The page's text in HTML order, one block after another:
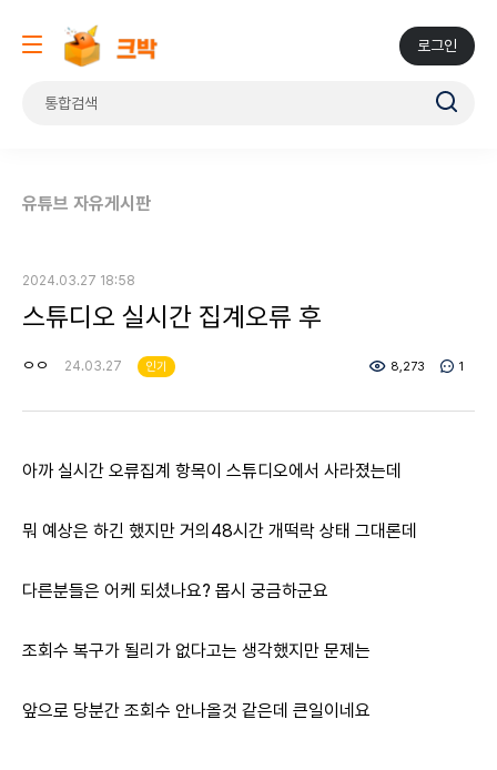
로그인
유튜브 자유게시판
2024.03.27 18:58
스튜디오 실시간 집계오류 후
ㅇㅇ 24.03.27 인기 8,273 1
아까 실시간 오류집계 항목이 스튜디오에서 사라졌는데
뭐 예상은 하긴 했지만 거의48시간 개떡락 상태 그대론데
다른분들은 어케 되셨나요? 몹시 궁금하군요
조회수 복구가 될리가 없다고는 생각했지만 문제는
앞으로 당분간 조회수 안나올것 같은데 큰일이네요